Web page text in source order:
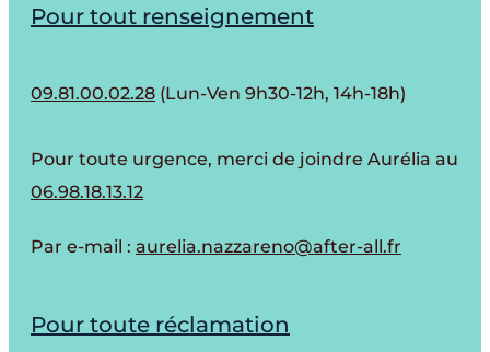
Pour tout renseignement
09.81.00.02.28 (Lun-Ven 9h30-12h, 14h-18h)
Pour toute urgence, merci de joindre Aurélia au
06.98.18.13.12
Par e-mail : aurelia.nazzareno@after-all.fr
Pour toute réclamation